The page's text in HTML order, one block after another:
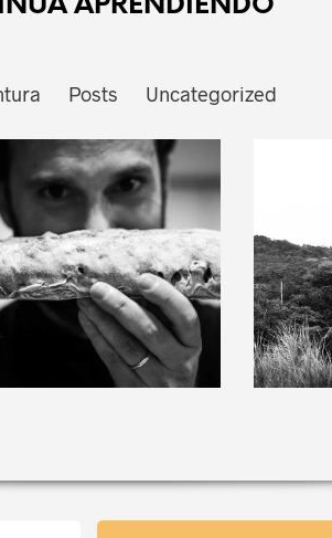
APRENDIENDO
Posts Uncategorized
July 26, 2024
original no es
ser diferente, es
ser único.
Dejé